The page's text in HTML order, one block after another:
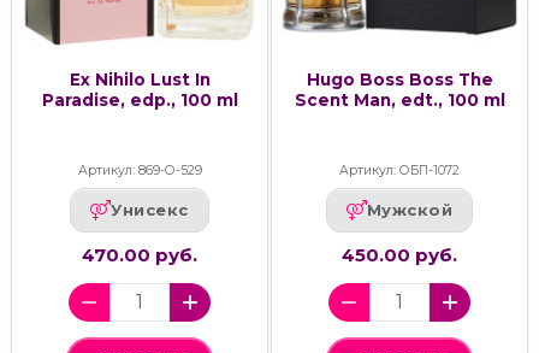
Ex Nihilo Lust In
Paradise, edp., 100 ml
Артикул: 869-О-529
Унисекс
470.00 руб.
Hugo Boss Boss The
Scent Man, edt., 100 ml
Артикул: ОБП-1072
Мужской
450.00 руб.